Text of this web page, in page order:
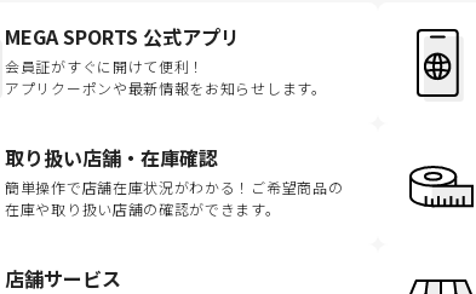
MEGA SPORTS 公式アプリ
会員証がすぐに開けて便利！
アプリクーポンや最新情報をお知らせします。
取り扱い店舗・在庫確認
簡単操作で店舗在庫状況がわかる！ご希望商品の
在庫や取り扱い店舗の確認ができます。
店舗サービス